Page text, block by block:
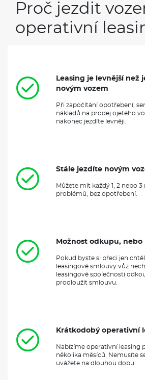
Proč jezdit
operativní
Leasing je levnější než
novým vozem
Při započítání opotřebení,
nákladů na prodej ojetého
nakonec jezdíte levněji.
Stále jezdíte novým
Můžete mít každý 1, 2 nebo
problémů, bez opotřebení.
Možnost odkupu,
Pokud byste si přeci jen
leasingové smlouvy vůz
leasingové společnosti
prodloužit smlouvu.
Krátkodobý operativní
Nabízíme operativní leasing
několika měsíců. Nemusíte
uvážete na dlouhou dobu.